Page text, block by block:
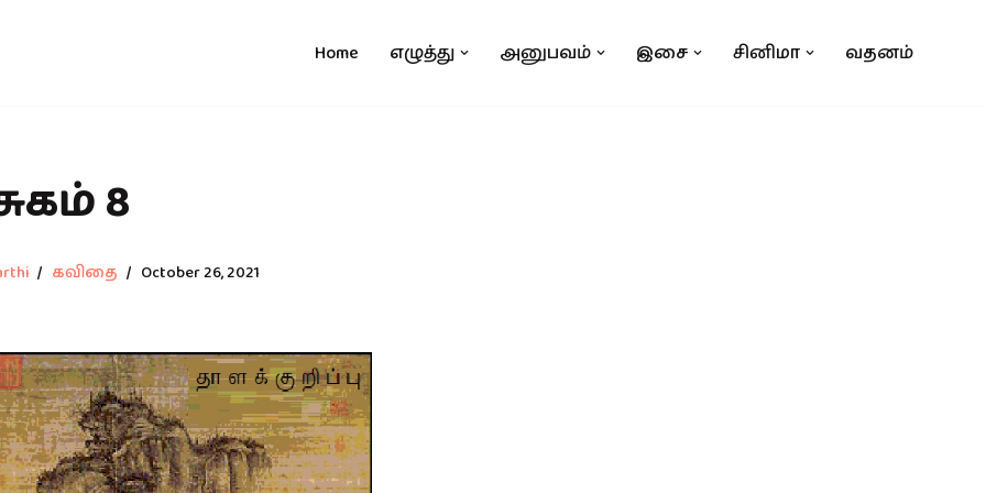
Home எழுத்து அனுபவம் இசை சினிமா வதனம்
8
கவிதை October 26, 2021